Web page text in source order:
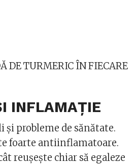
DE TURMERIC ÎN FIECARE
INFLAMAȚIE
probleme de sănătate.
foarte antiinflamatoare.
reușește chiar să egaleze